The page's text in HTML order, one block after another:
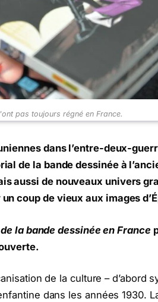
pas toujours régné en France.
dans l’entre-deux-
de la bande dessinée à
aussi de nouveaux univers
coup de vieux aux images
la bande dessinée en France
de la culture – d’abord
dans les années 1930.